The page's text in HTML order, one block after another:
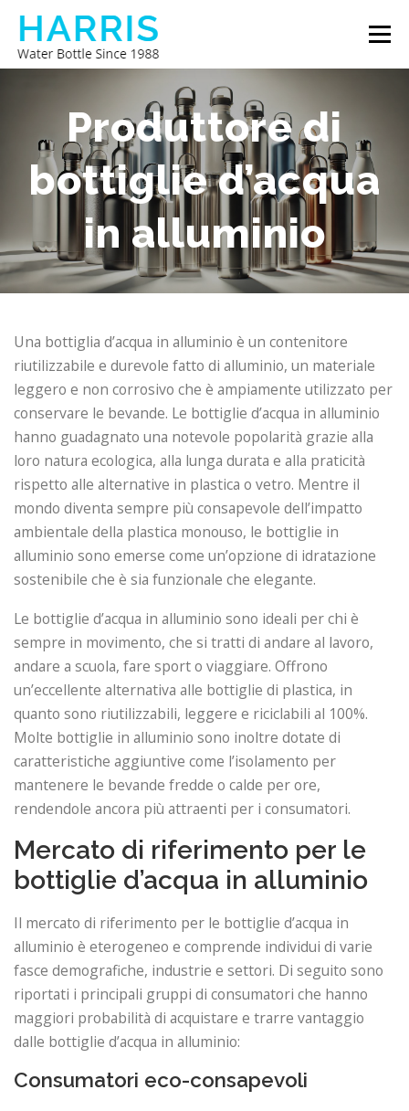
Passa
contenuto
Menu
BORRACCIA HARRIS CHI SIAMO
Produttore di
bottiglie d’acqua
in alluminio
Una bottiglia d’acqua in alluminio è un contenitore
riutilizzabile e durevole fatto di alluminio, un materiale
leggero e non corrosivo che è ampiamente utilizzato per
conservare le bevande. Le bottiglie d’acqua in alluminio
hanno guadagnato una notevole popolarità grazie alla
loro natura ecologica, alla lunga durata e alla praticità
rispetto alle alternative in plastica o vetro. Mentre il
mondo diventa sempre più consapevole dell’impatto
ambientale della plastica monouso, le bottiglie in
alluminio sono emerse come un’opzione di idratazione
sostenibile che è sia funzionale che elegante.
Le bottiglie d’acqua in alluminio sono ideali per chi è
sempre in movimento, che si tratti di andare al lavoro,
andare a scuola, fare sport o viaggiare. Offrono
un’eccellente alternativa alle bottiglie di plastica, in
quanto sono riutilizzabili, leggere e riciclabili al 100%.
Molte bottiglie in alluminio sono inoltre dotate di
caratteristiche aggiuntive come l’isolamento per
mantenere le bevande fredde o calde per ore,
rendendole ancora più attraenti per i consumatori.
Mercato di riferimento per le
bottiglie d’acqua in alluminio
Il mercato di riferimento per le bottiglie d’acqua in
alluminio è eterogeneo e comprende individui di varie
fasce demografiche, industrie e settori. Di seguito sono
riportati i principali gruppi di consumatori che hanno
maggiori probabilità di acquistare e trarre vantaggio
dalle bottiglie d’acqua in alluminio:
Consumatori eco-consapevoli